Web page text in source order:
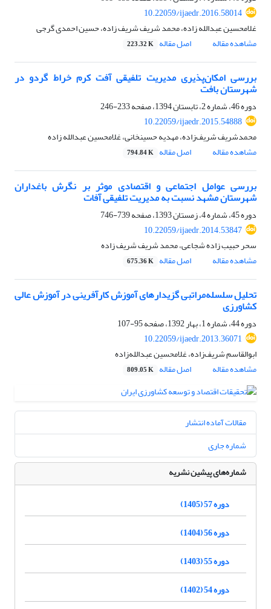
10.22059/ijaedr.2016.58014
غلامحسین عبدالله زاده، محمد شریف شریف زاده، حسین احمدی گرجی
مشاهده مقاله
اصل مقاله 223.32 K
بررسی امکان‌پذیری مدیریت تلفیقی آفت کرم خراط گردو در
شهرستان بافت
دوره 46، شماره 2، تابستان 1394، صفحه
233-246
10.22059/ijaedr.2015.54888
محمدشریف شریف‌زاده، مهدیه حسینخانی، غلامحسین عبدالله زاده
مشاهده مقاله
اصل مقاله 794.84 K
بررسی عوامل اجتماعی و اقتصادی موثر بر نگرش باغداران
شهرستان مشهد نسبت به مدیریت تلفیقی آفات
دوره 45، شماره 4، زمستان 1393، صفحه
739-746
10.22059/ijaedr.2014.53847
سحر حبیب زاده شجاعی، محمد شریف شریف زاده
مشاهده مقاله
اصل مقاله 675.36 K
تحلیل سلسله‌مراتبی گزیدارهای آموزش کارآفرینی در آموزش عالی
کشاورزی
دوره 44، شماره 1، بهار 1392، صفحه
95-107
10.22059/ijaedr.2013.36071
ابوالقاسم شریف‌زاده، غلامحسین عبدالله‌زاده
مشاهده مقاله
اصل مقاله 809.05 K
مقالات آماده انتشار
شماره جاری
شماره‌های پیشین نشریه
دوره 57 (1405)
دوره 56 (1404)
دوره 55 (1403)
دوره 54 (1402)